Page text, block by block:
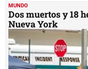
MUNDO
Dos muertos y 18
Nueva York